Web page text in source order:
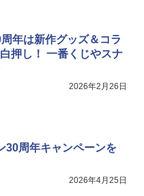
周年は新作グッズ＆コラ
押し！ 一番くじやスナ
2026年2月26日
30周年キャンペーンを
2026年4月25日